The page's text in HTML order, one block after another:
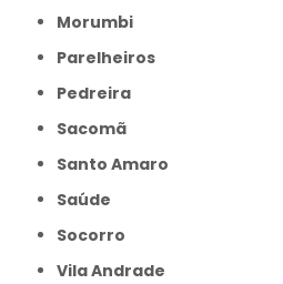
Morumbi
Parelheiros
Pedreira
Sacomã
Santo Amaro
Saúde
Socorro
Vila Andrade